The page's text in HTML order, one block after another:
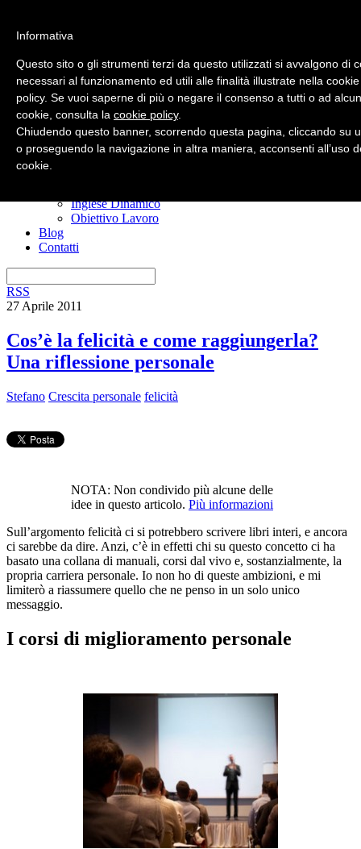
Home
Nuovo? Inizia qui
Risorse gratuite
Il manuale anti confusione
Inglese Dinamico
Obiettivo Lavoro
Blog
Contatti
RSS
27 Aprile 2011
Cos’è la felicità e come raggiungerla?
Una riflessione personale
Stefano Crescita personale felicità
NOTA: Non condivido più alcune delle
idee in questo articolo. Più informazioni
Sull’argomento felicità ci si potrebbero scrivere libri interi, e ancora
ci sarebbe da dire. Anzi, c’è in effetti chi su questo concetto ci ha
basato una collana di manuali, corsi dal vivo e, sostanzialmente, la
propria carriera personale. Io non ho di queste ambizioni, e mi
limiterò a riassumere quello che ne penso in un solo unico
messaggio.
I corsi di miglioramento personale
Informativa
Questo sito o gli strumenti terzi da questo utilizzati si avvalgono di
necessari al funzionamento ed utili alle finalità illustrate nella cookie
policy. Se vuoi saperne di più o negare il consenso a tutti o ad
cookie, consulta la cookie policy.
Chiudendo questo banner, scorrendo questa pagina, cliccando su
o proseguendo la navigazione in altra maniera, acconsenti all’uso
cookie.